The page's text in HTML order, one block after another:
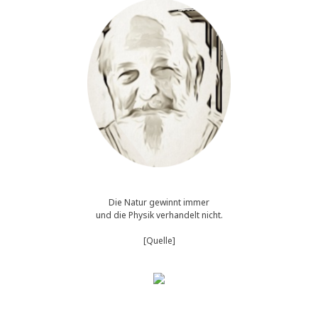
Die Natur gewinnt immer
und die Physik verhandelt nicht.
[Quelle]